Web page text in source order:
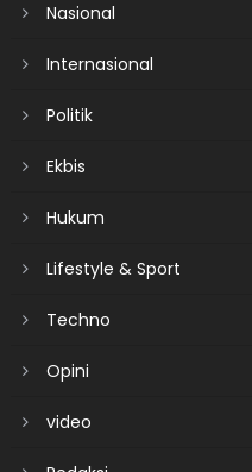
Nasional
Internasional
Politik
Ekbis
Hukum
Lifestyle & Sport
Techno
Opini
video